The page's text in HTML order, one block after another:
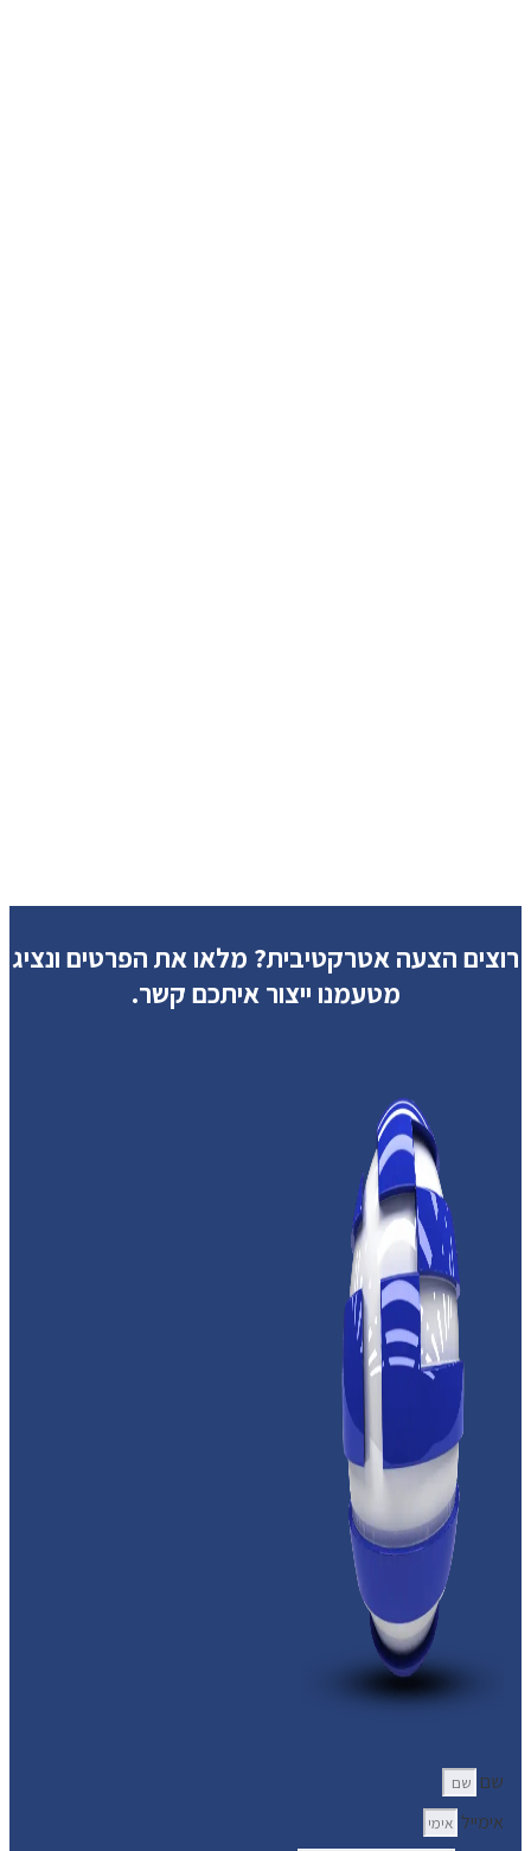
רוצים הצעה אטרקטיבית? מלאו את הפרטים ונציג
מטעמנו ייצור איתכם קשר.
שם
אימייל